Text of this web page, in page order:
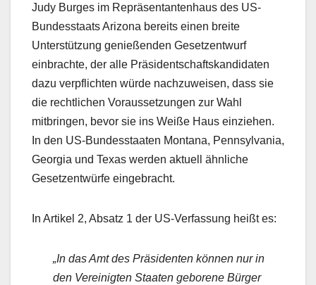
Judy Burges im Repräsentantenhaus des US-
Bundesstaats Arizona bereits einen breite
Unterstützung genießenden Gesetzentwurf
einbrachte, der alle Präsidentschaftskandidaten
dazu verpflichten würde nachzuweisen, dass sie
die rechtlichen Voraussetzungen zur Wahl
mitbringen, bevor sie ins Weiße Haus einziehen.
In den US-Bundesstaaten Montana, Pennsylvania,
Georgia und Texas werden aktuell ähnliche
Gesetzentwürfe eingebracht.
In Artikel 2, Absatz 1 der US-Verfassung heißt es:
„In das Amt des Präsidenten können nur in
den Vereinigten Staaten geborene Bürger